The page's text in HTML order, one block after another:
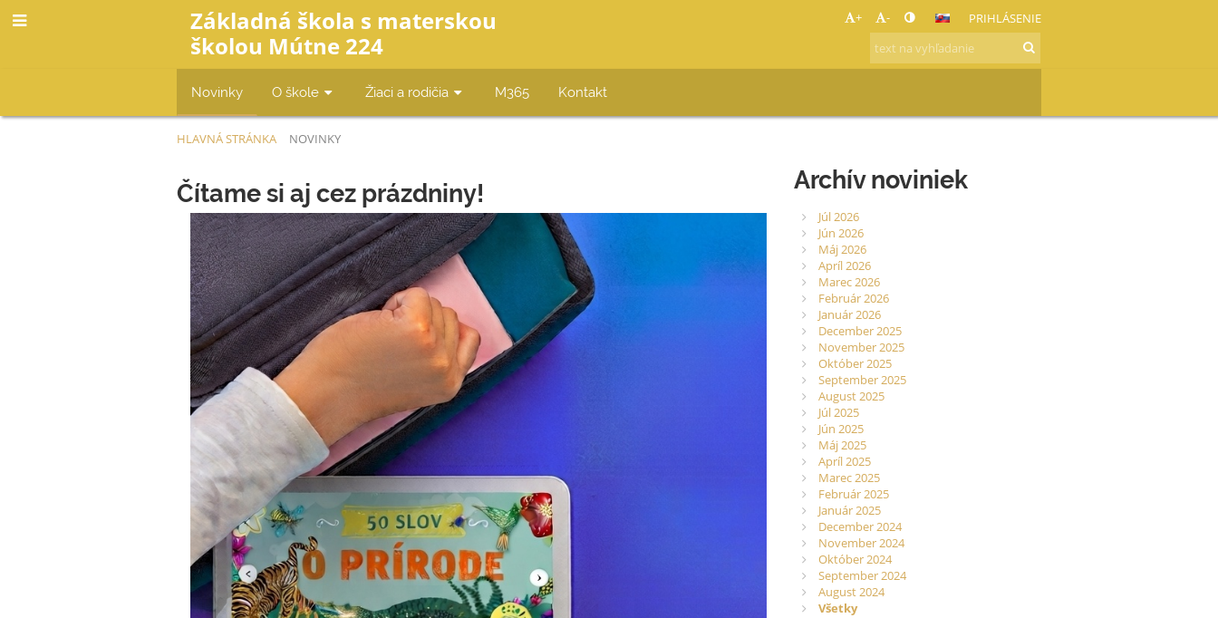
Základná škola s materskou
školou Mútne 224
+ - PRIHLÁSENIE
Novinky O škole Žiaci a rodičia M365 Kontakt
HLAVNÁ STRÁNKA NOVINKY
Novinky
Čítame si aj cez prázdniny! Archív noviniek
Júl 2026
Jún 2026
Máj 2026
Apríl 2026
Marec 2026
Február 2026
Január 2026
December 2025
November 2025
Október 2025
September 2025
August 2025
Júl 2025
Jún 2025
Máj 2025
Apríl 2025
Marec 2025
Február 2025
Január 2025
December 2024
November 2024
Október 2024
September 2024
August 2024
Všetky